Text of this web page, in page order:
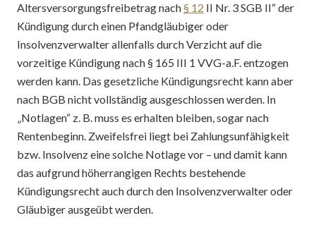
Altersversorgungsfreibetrag nach§ 12 II Nr. 3 SGB II“ der
Kündigung durch einen Pfandgläubiger oder
Insolvenzverwalter allenfalls durch Verzicht auf die
vorzeitige Kündigung nach § 165 III 1 VVG-a.F. entzogen
werden kann. Das gesetzliche Kündigungsrecht kann aber
nach BGB nicht vollständig ausgeschlossen werden. In
„Notlagen“ z. B. muss es erhalten bleiben, sogar nach
Rentenbeginn. Zweifelsfrei liegt bei Zahlungsunfähigkeit
bzw. Insolvenz eine solche Notlage vor – und damit kann
das aufgrund höherrangigen Rechts bestehende
Kündigungsrecht auch durch den Insolvenzverwalter oder
Gläubiger ausgeübt werden.